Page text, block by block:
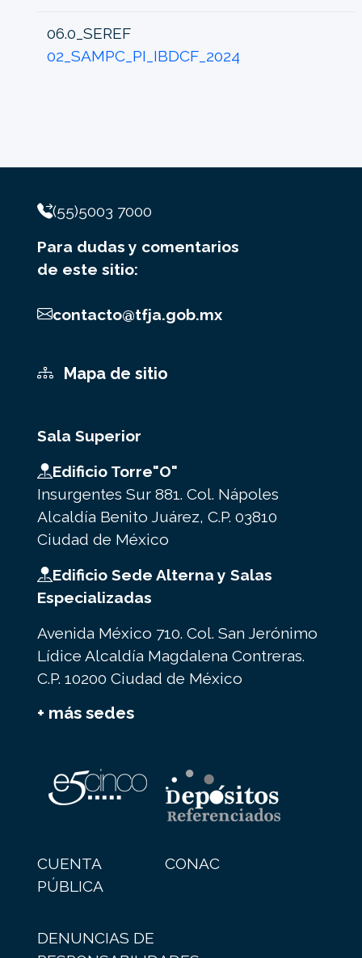
06.0_SEREF
02_SAMPC_PI_IBDCF_2024
(55)5003 7000
Para dudas y comentarios
de este sitio:
contacto@tfja.gob.mx
Mapa de sitio
Sala Superior
Edificio Torre"O"
Insurgentes Sur 881. Col. Nápoles
Alcaldía Benito Juárez, C.P. 03810
Ciudad de México
Edificio Sede Alterna y Salas
Especializadas
Avenida México 710. Col. San Jerónimo
Lídice Alcaldía Magdalena Contreras.
C.P. 10200 Ciudad de México
+ más sedes
CUENTA
PÚBLICA
CONAC
DENUNCIAS DE